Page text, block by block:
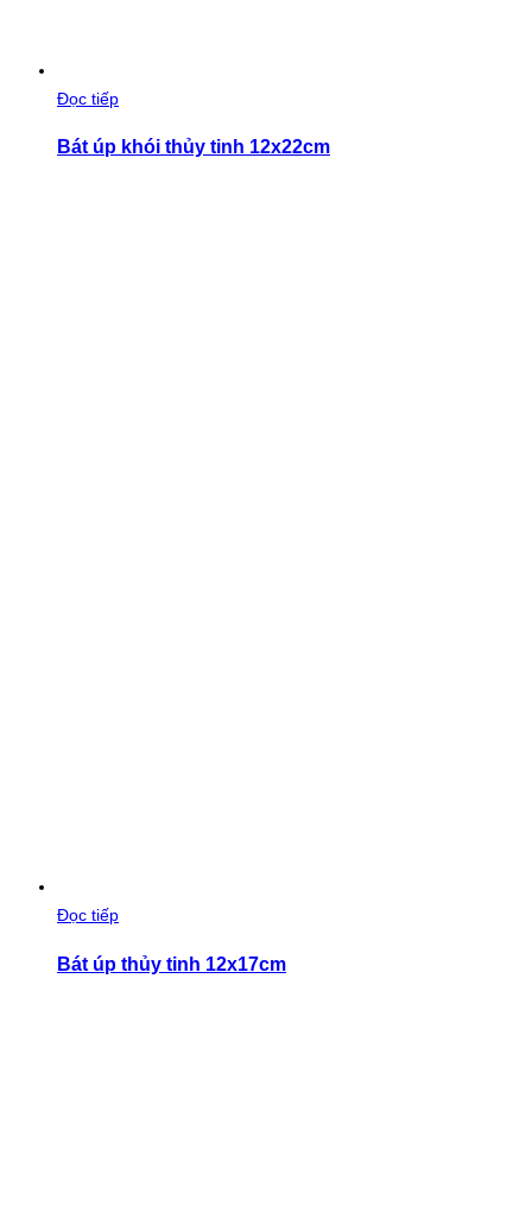
Đọc tiếp
Bát úp khói thủy tinh 12x22cm
Đọc tiếp
Bát úp thủy tinh 12x17cm